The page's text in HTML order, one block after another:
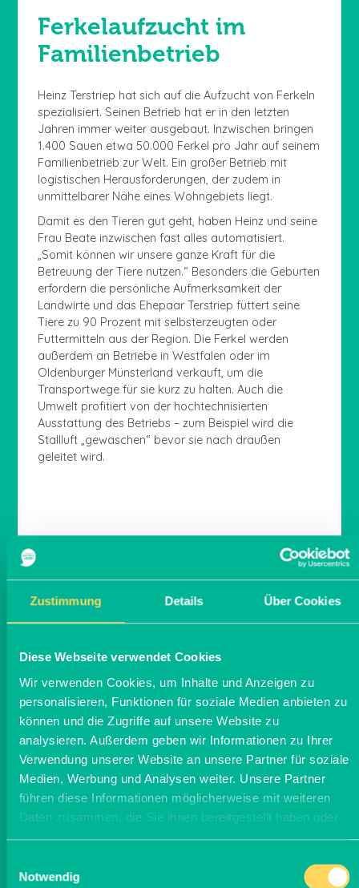
Zustimmung Details Über Cookies
Diese Webseite verwendet Cookies
Wir verwenden Cookies, um Inhalte und Anzeigen zu
personalisieren, Funktionen für soziale Medien anbieten zu
können und die Zugriffe auf unsere Website zu
analysieren. Außerdem geben wir Informationen zu Ihrer
Verwendung unserer Website an unsere Partner für soziale
Medien, Werbung und Analysen weiter. Unsere Partner
führen diese Informationen möglicherweise mit weiteren
Daten zusammen, die Sie ihnen bereitgestellt haben oder
die sie im Rahmen Ihrer Nutzung der Dienste gesammelt
Notwendig
Ferkelaufzucht im
Familienbetrieb
Heinz Terstriep hat sich auf die Aufzucht von Ferkeln
spezialisiert. Seinen Betrieb hat er in den letzten
Jahren immer weiter ausgebaut. Inzwischen bringen
1.400 Sauen etwa 50.000 Ferkel pro Jahr auf seinem
Familienbetrieb zur Welt. Ein großer Betrieb mit
logistischen Herausforderungen, der zudem in
unmittelbarer Nähe eines Wohngebiets liegt.
Damit es den Tieren gut geht, haben Heinz und seine
Frau Beate inzwischen fast alles automatisiert.
„Somit können wir unsere ganze Kraft für die
Betreuung der Tiere nutzen.“ Besonders die Geburten
erfordern die persönliche Aufmerksamkeit der
Landwirte und das Ehepaar Terstriep füttert seine
Tiere zu 90 Prozent mit selbsterzeugten oder
Futtermitteln aus der Region. Die Ferkel werden
außerdem an Betriebe in Westfalen oder im
Oldenburger Münsterland verkauft, um die
Transportwege für sie kurz zu halten. Auch die
Umwelt profitiert von der hochtechnisierten
Ausstattung des Betriebs – zum Beispiel wird die
Stallluft „gewaschen“ bevor sie nach draußen
geleitet wird.
Dialog, sachliche
Diskussionen und gute
Auf die Unterstützung der Menschen in seiner
Umgebung legt er viel Wert. Dass sein
Familienbetrieb von der Familie getragen wird und
seine vier Kinder alle gerne mit den Eltern auf dem
Hof mitarbeiten. Und auch auf die
Nachbarschaftsbeziehungen, denn die nächsten
Wohnhäuser liegen nur 50 m entfernt vom Hof.
Für gute Beziehungen zwischen Landwirtschaft und
Gesellschaft steht er auch immer wieder in der
Öffentlichkeit ein, ermöglicht Stallführungen oder
und sachliche Diskussionen über Lebensmittel und